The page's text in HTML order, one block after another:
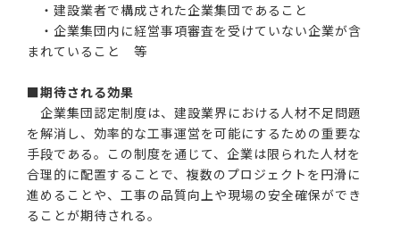
・建設業者で構成された企業集団であること
・企業集団内に経営事項審査を受けていない企業が含
まれていること 等
■期待される効果
企業集団認定制度は、建設業界における人材不足問題
を解消し、効率的な工事運営を可能にするための重要な
手段である。この制度を通じて、企業は限られた人材を
合理的に配置することで、複数のプロジェクトを円滑に
進めることや、工事の品質向上や現場の安全確保ができ
ることが期待される。